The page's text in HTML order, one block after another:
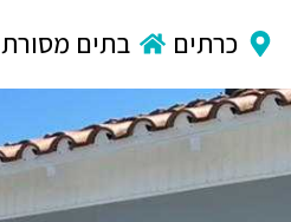
כרתים בתים